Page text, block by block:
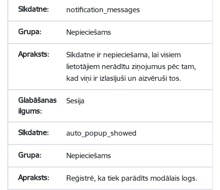
notification_messages
Nepieciešams
Sīkdatne ir nepieciešama, lai visiem
lietotājiem nerādītu ziņojumus pēc tam,
kad viņi ir izlasījuši un aizvēruši tos.
Sesija
auto_popup_showed
Nepieciešams
Reģistrē, ka tiek parādīts modālais logs.